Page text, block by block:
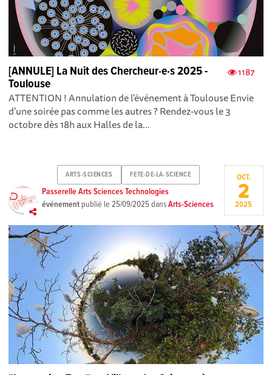
1187
[ANNULE] La Nuit des Chercheur·e·s 2025 -
Toulouse
ATTENTION ! Annulation de l'événement à Toulouse Envie
d'une soirée pas comme les autres ? Rendez-vous le 3
octobre dès 18h aux Halles de la...
ARTS-SCIENCES FETE-DE-LA-SCIENCE
Passerelle Arts Sciences Technologies
événement publié le25/09/2025dansArts-Sciences
OCT.
2
2025